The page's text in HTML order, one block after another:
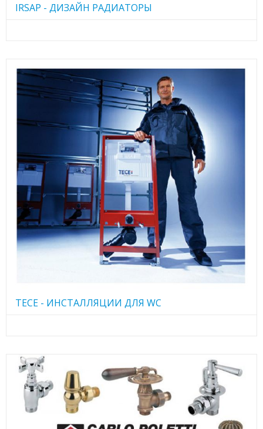
IRSAP - ДИЗАЙН РАДИАТОРЫ
TECE - ИНСТАЛЛЯЦИИ ДЛЯ WC